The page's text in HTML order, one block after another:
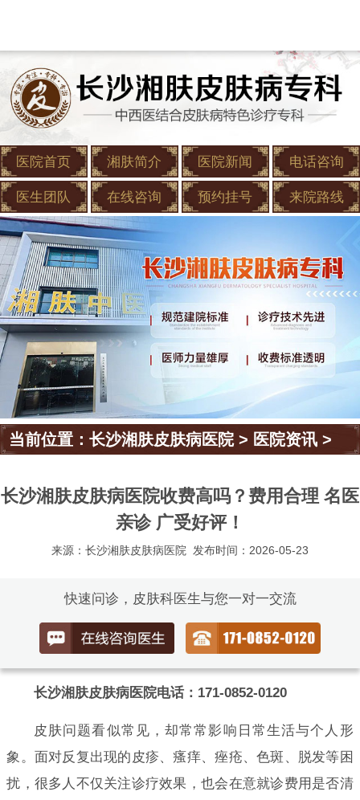
医院首页 湘肤简介 医院新闻 电话咨询
医生团队 在线咨询 预约挂号 来院路线
当前位置：长沙湘肤皮肤病医院> 医院资讯 >
长沙湘肤皮肤病医院收费高吗？费用合理 名医
亲诊 广受好评！
来源：长沙湘肤皮肤病医院 发布时间：2026-05-23
快速问诊，皮肤科医生与您一对一交流
长沙湘肤皮肤病医院电话：171-0852-0120
皮肤问题看似常见，却常常影响日常生活与个人形
象。面对反复出现的皮疹、瘙痒、痤疮、色斑、脱发等困
扰，很多人不仅关注诊疗效果，也会在意就诊费用是否清